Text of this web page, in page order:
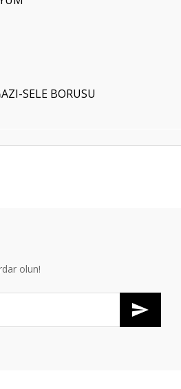
SELE BORUSU
olun!